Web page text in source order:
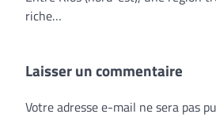
riche…
Laisser un commentaire
Votre adresse e-mail ne sera pas